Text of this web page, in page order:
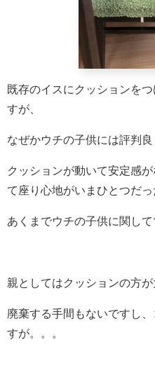
既存のイスにクッションを
すが、
なぜかウチの子供には評判良
クッションが動いて安定感
て座り心地がいまひとつだっ
あくまでウチの子供に関して
親としてはクッションの方が
廃棄する手間もないですし
すが。。。